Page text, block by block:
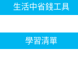
生活中省錢工具
學習清單